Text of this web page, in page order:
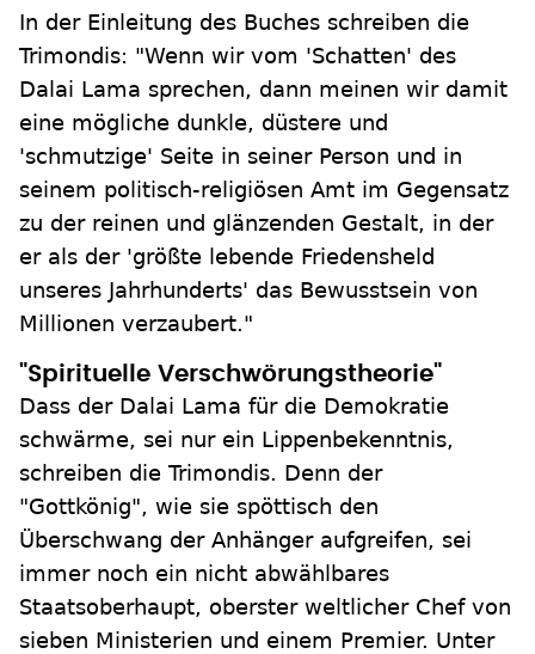
In der Einleitung des Buches schreiben die
Trimondis: "Wenn wir vom 'Schatten' des
Dalai Lama sprechen, dann meinen wir damit
eine mögliche dunkle, düstere und
'schmutzige' Seite in seiner Person und in
seinem politisch-religiösen Amt im Gegensatz
zu der reinen und glänzenden Gestalt, in der
er als der 'größte lebende Friedensheld
unseres Jahrhunderts' das Bewusstsein von
Millionen verzaubert."
"Spirituelle Verschwörungstheorie"
Dass der Dalai Lama für die Demokratie
schwärme, sei nur ein Lippenbekenntnis,
schreiben die Trimondis. Denn der
"Gottkönig", wie sie spöttisch den
Überschwang der Anhänger aufgreifen, sei
immer noch ein nicht abwählbares
Staatsoberhaupt, oberster weltlicher Chef von
sieben Ministerien und einem Premier. Unter